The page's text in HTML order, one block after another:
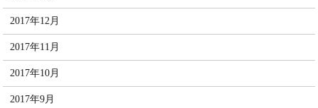
2017年12月
2017年11月
2017年10月
2017年9月